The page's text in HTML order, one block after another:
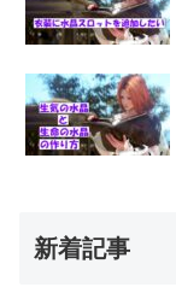
新着記事